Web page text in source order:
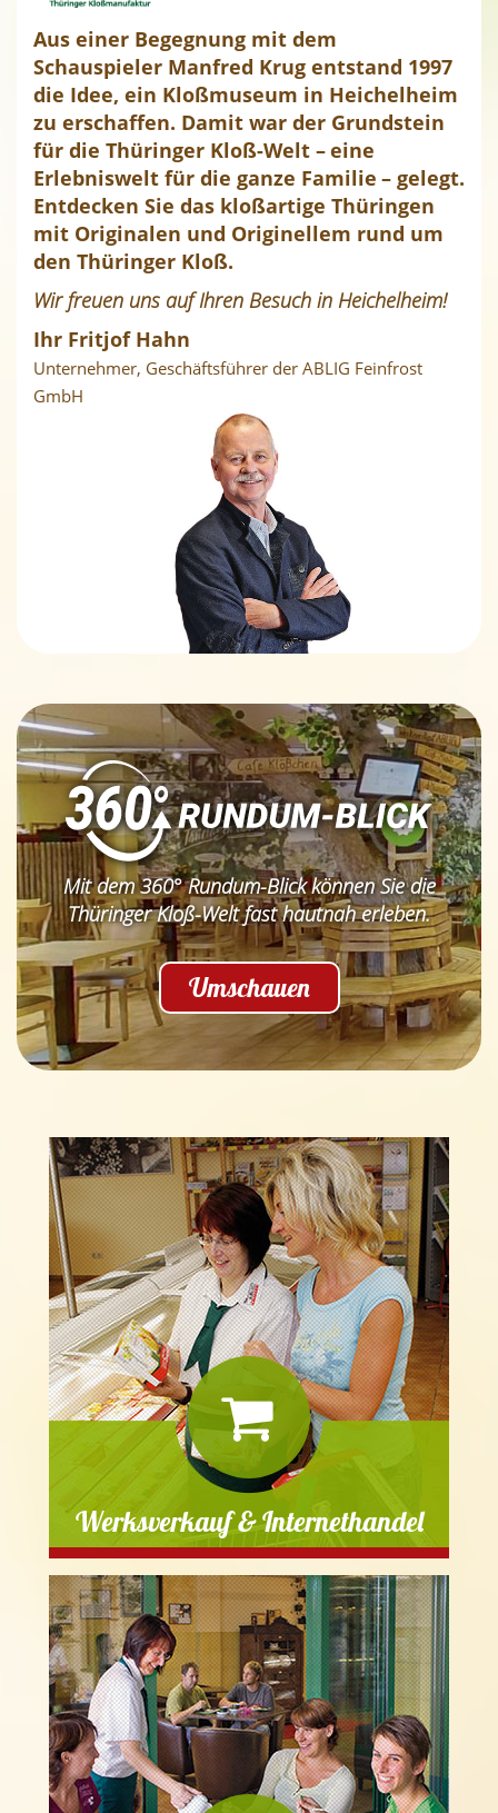
Aus einer Begegnung mit dem
Schauspieler Manfred Krug entstand 1997
die Idee, ein Kloßmuseum in Heichelheim
zu erschaffen. Damit war der Grundstein
für die Thüringer Kloß-Welt – eine
Erlebniswelt für die ganze Familie – gelegt.
Entdecken Sie das kloßartige Thüringen
mit Originalen und Originellem rund um
den Thüringer Kloß.
Wir freuen uns auf Ihren Besuch in Heichelheim!
Ihr Fritjof Hahn
Unternehmer, Geschäftsführer der ABLIG Feinfrost
GmbH
Mit dem 360° Rundum-Blick können Sie die
Thüringer Kloß-Welt fast hautnah erleben.
Umschauen
Werksverkauf & Internethandel